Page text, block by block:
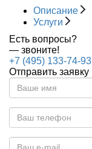
Описание
Услуги
Есть вопросы?
— звоните!
+7 (495) 133-74-93
Отправить заявку